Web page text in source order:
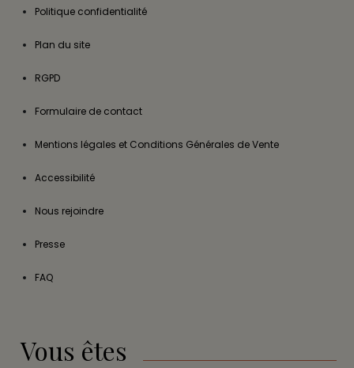
Politique confidentialité
Plan du site
RGPD
Formulaire de contact
Mentions légales et Conditions Générales de Vente
Accessibilité
Nous rejoindre
Presse
FAQ
Vous êtes